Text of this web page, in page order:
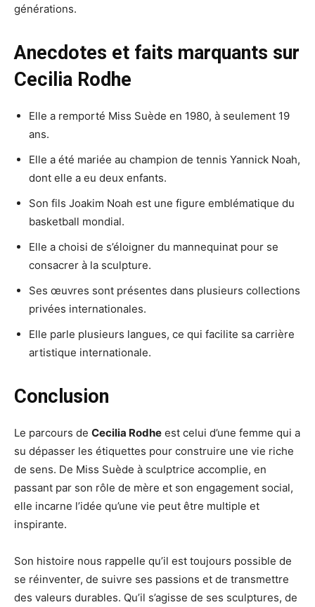
générations.
Anecdotes et faits marquants sur
Cecilia Rodhe
Elle a remporté Miss Suède en 1980, à seulement 19
ans.
Elle a été mariée au champion de tennis Yannick Noah,
dont elle a eu deux enfants.
Son fils Joakim Noah est une figure emblématique du
basketball mondial.
Elle a choisi de s’éloigner du mannequinat pour se
consacrer à la sculpture.
Ses œuvres sont présentes dans plusieurs collections
privées internationales.
Elle parle plusieurs langues, ce qui facilite sa carrière
artistique internationale.
Conclusion
Le parcours de Cecilia Rodhe est celui d’une femme qui a
su dépasser les étiquettes pour construire une vie riche
de sens. De Miss Suède à sculptrice accomplie, en
passant par son rôle de mère et son engagement social,
elle incarne l’idée qu’une vie peut être multiple et
inspirante.
Son histoire nous rappelle qu’il est toujours possible de
se réinventer, de suivre ses passions et de transmettre
des valeurs durables. Qu’il s’agisse de ses sculptures, de